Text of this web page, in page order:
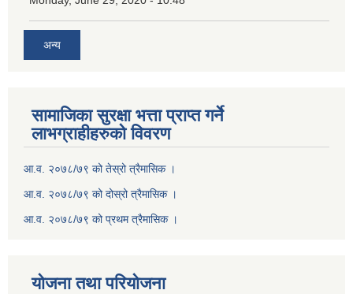
अन्य
सामाजिका सुरक्षा भत्ता प्राप्त गर्ने
लाभग्राहीहरुको विवरण
आ.व. २०७८/७९ को तेस्रो त्रैमासिक ।
आ.व. २०७८/७९ को दोस्रो त्रैमासिक ।
आ.व. २०७८/७९ को प्रथम त्रैमासिक ।
योजना तथा परियोजना